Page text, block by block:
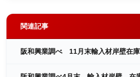
関連記事
阪和興業調べ 11月末輸入材岸壁在